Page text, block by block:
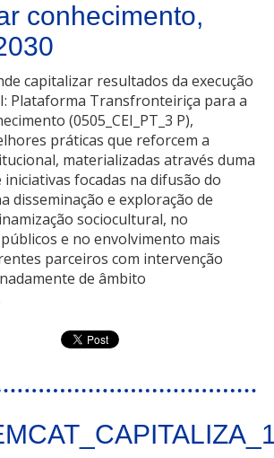
conhecimento,
capitalizar resultados da execução
Plataforma Transfronteiriça para a
(0505_CEI_PT_3 P),
práticas que reforcem a
materializadas através duma
iniciativas focadas na difusão do
disseminação e exploração de
sociocultural, no
e no envolvimento mais
parceiros com intervenção
de âmbito
conhecimento, Projetar 2030